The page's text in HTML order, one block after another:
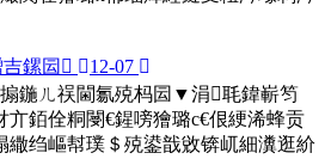
吉鏍囩
12-07
鍦ㄦ祦閫氱殑杩囩▼涓毦鍏嶄笉
銆佺粡閿€鍟嗙獪璐с€佷綆浠蜂贡
繖绉嶇幇璞＄殑鍙戠敓锛屼細瀵逛紒